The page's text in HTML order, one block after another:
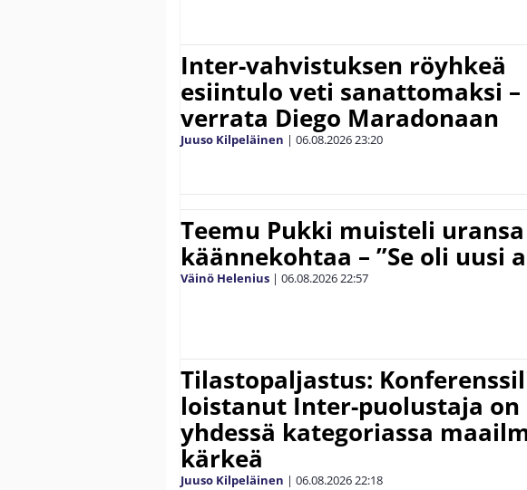
Inter-vahvistuksen röyhkeä
esiintulo veti sanattomaksi –
verrata Diego Maradonaan
Juuso Kilpeläinen | 06.08.202623:20
Teemu Pukki muisteli uransa
käännekohtaa – ”Se oli uusi
Väinö Helenius | 06.08.202622:57
Tilastopaljastus:
loistanut Inter-puolustaja on
yhdessä kategoriassa
kärkeä
Juuso Kilpeläinen | 06.08.202622:18